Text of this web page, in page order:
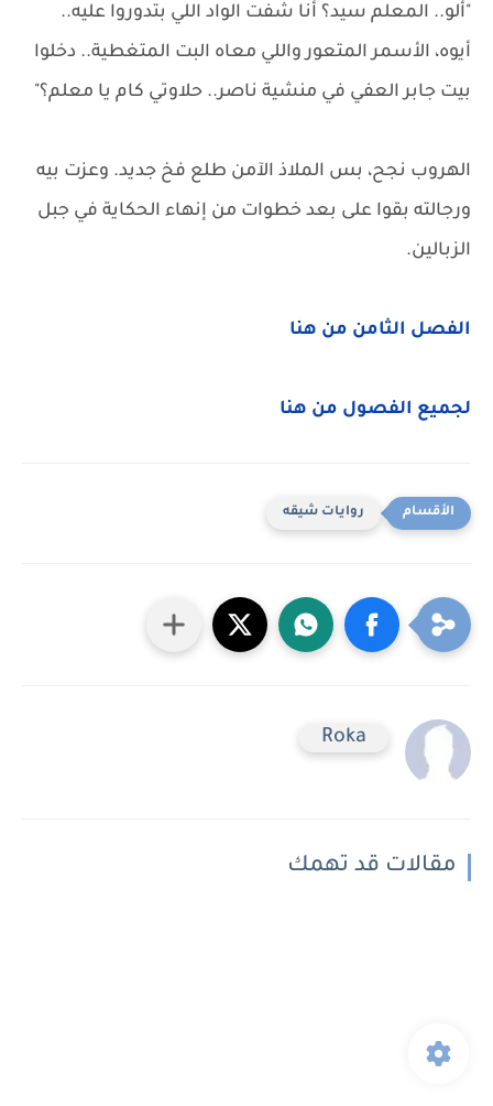
"ألو.. المعلم سيد؟ أنا شفت الواد اللي بتدوروا عليه..
أيوه، الأسمر المتعور واللي معاه البت المتغطية.. دخلوا
بيت جابر العفي في منشية ناصر.. حلاوتي كام يا معلم؟"
الهروب نجح، بس الملاذ الآمن طلع فخ جديد. وعزت بيه
ورجالته بقوا على بعد خطوات من إنهاء الحكاية في جبل
الزبالين.
الفصل الثامن من هنا
لجميع الفصول من هنا
روايات شيقه
Roka
مقالات قد تهمك